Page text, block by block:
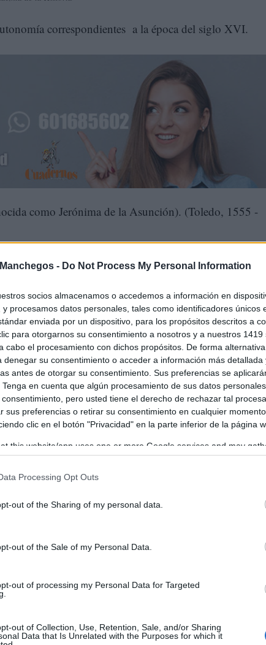
- Do Not Process My Personal Information
socios almacenamos o accedemos a información en
y procesamos datos personales, tales como identificadores únicos
enviada por un dispositivo, para los propósitos descritos a
para otorgarnos su consentimiento a nosotros y a nuestros 1419
cabo el procesamiento con dichos propósitos. De forma
denegar su consentimiento o acceder a información más detallada
antes de otorgar su consentimiento. Sus preferencias se
en cuenta que algún procesamiento de sus datos
pero usted tiene el derecho de rechazar tal
sus preferencias o retirar su consentimiento en cualquier
clic en el botón "Privacidad" en la parte inferior de la página
this website/app uses one or more Google services and may
but not limited to your visit or usage behaviour. You may
consent section.
Processing Opt Outs
out of the Sharing of my personal data.
out of the Sale of my Personal Data.
out of processing my Personal Data for Targeted
out of Collection, Use, Retention, Sale, and/or Sharing
Data that Is Unrelated with the Purposes for which it
correspondientes a la época del siglo XVI.
como Jerónima de la Asunción). (Toledo, 1555 -